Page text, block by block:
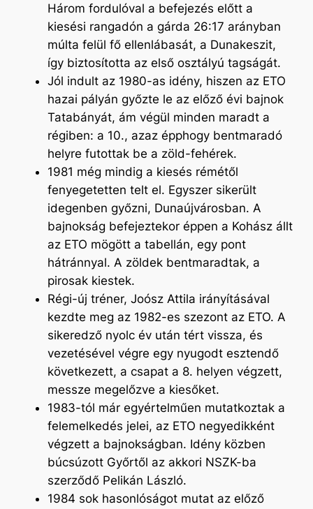
Három fordulóval a befejezés előtt a
kiesési rangadón a gárda 26:17 arányban
múlta felül fő ellenlábasát, a Dunakeszit,
így biztosította az első osztályú tagságát.
Jól indult az 1980-as idény, hiszen az ETO
hazai pályán győzte le az előző évi bajnok
Tatabányát, ám végül minden maradt a
régiben: a 10., azaz épphogy bentmaradó
helyre futottak be a zöld-fehérek.
1981 még mindig a kiesés rémétől
fenyegetetten telt el. Egyszer sikerült
idegenben győzni, Dunaújvárosban. A
bajnokság befejeztekor éppen a Kohász állt
az ETO mögött a tabellán, egy pont
hátránnyal. A zöldek bentmaradtak, a
pirosak kiestek.
Régi-új tréner, Joósz Attila irányításával
kezdte meg az 1982-es szezont az ETO. A
sikeredző nyolc év után tért vissza, és
vezetésével végre egy nyugodt esztendő
következett, a csapat a 8. helyen végzett,
messze megelőzve a kiesőket.
1983-tól már egyértelműen mutatkoztak a
felemelkedés jelei, az ETO negyedikként
végzett a bajnokságban. Idény közben
búcsúzott Győrtől az akkori NSZK-ba
szerződő Pelikán László.
1984 sok hasonlóságot mutat az előző